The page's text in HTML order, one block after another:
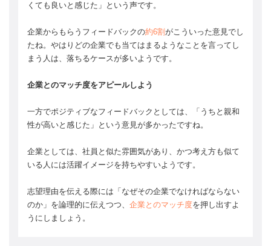
くても良いと感じた」という声です。
企業からもらうフィードバックの約6割がこういった意見でし
たね。やはりどの企業でも当てはまるようなことを言ってし
まう人は、落ちるケースが多いようです。
企業とのマッチ度をアピールしよう
一方でポジティブなフィードバックとしては、「うちと親和
性が高いと感じた」という意見が多かったですね。
企業としては、社員と似た雰囲気があり、かつ考え方も似て
いる人には活躍イメージを持ちやすいようです。
志望理由を伝える際には「なぜその企業でなければならない
のか」を論理的に伝えつつ、 企業とのマッチ度を押し出すよ
うにしましょう。